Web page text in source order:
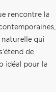
rencontre la
naturelle qui
de
idéal pour la